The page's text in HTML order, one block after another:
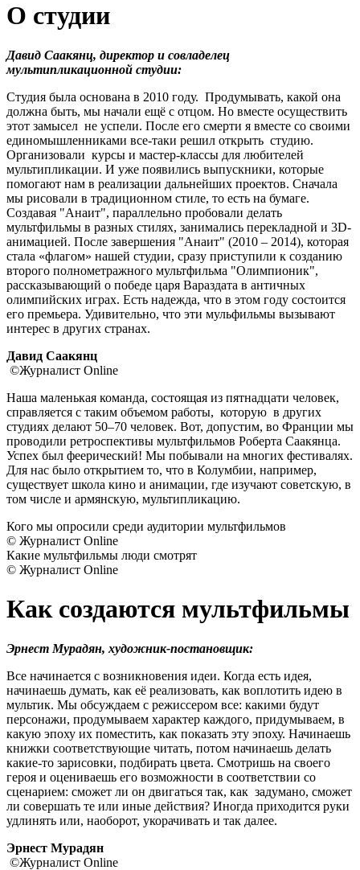
О студии
Давид Саакянц, директор и совладелец
мультипликационной студии:
Студия была основана в 2010 году. Продумывать, какой она
должна быть, мы начали ещё с отцом. Но вместе осуществить
этот замысел не успели. После его смерти я вместе со своими
единомышленниками все-таки решил открыть студию.
Организовали курсы и мастер-классы для любителей
мультипликации. И уже появились выпускники, которые
помогают нам в реализации дальнейших проектов. Сначала
мы рисовали в традиционном стиле, то есть на бумаге.
Создавая "Анаит", параллельно пробовали делать
мультфильмы в разных стилях, занимались перекладной и 3D-
анимацией. После завершения "Анаит" (2010 – 2014), которая
стала «флагом» нашей студии, сразу приступили к созданию
второго полнометражного мультфильма "Олимпионик",
рассказывающий о победе царя Вараздата в античных
олимпийских играх. Есть надежда, что в этом году состоится
его премьера. Удивительно, что эти мульфильмы вызывают
интерес в других странах.
Давид Саакянц
©Журналист Online
Наша маленькая команда, состоящая из пятнадцати человек,
справляется с таким объемом работы, которую в других
студиях делают 50–70 человек. Вот, допустим, во Франции мы
проводили ретроспективы мультфильмов Роберта Саакянца.
Успех был феерический! Мы побывали на многих фестивалях.
Для нас было открытием то, что в Колумбии, например,
существует школа кино и анимации, где изучают советскую, в
том числе и армянскую, мультипликацию.
Кого мы опросили среди аудитории мультфильмов
© Журналист Online
Какие мультфильмы люди смотрят
© Журналист Online
Как создаются мультфильмы
Эрнест Мурадян, художник-постановщик:
Все начинается с возникновения идеи. Когда есть идея,
начинаешь думать, как её реализовать, как воплотить идею в
мультик. Мы обсуждаем с режиссером все: какими будут
персонажи, продумываем характер каждого, придумываем, в
какую эпоху их поместить, как показать эту эпоху. Начинаешь
книжки соответствующие читать, потом начинаешь делать
какие-то зарисовки, подбирать цвета. Смотришь на своего
героя и оцениваешь его возможности в соответствии со
сценарием: сможет ли он двигаться так, как задумано, сможет
ли совершать те или иные действия? Иногда приходится руки
удлинять или, наоборот, укорачивать и так далее. ​
Эрнест Мурадян
©Журналист Online